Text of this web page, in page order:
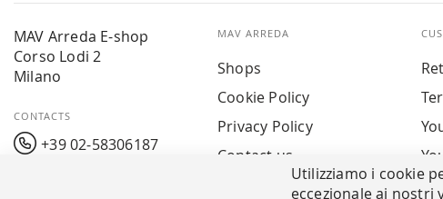
MAV Arreda E-shop
Corso Lodi 2
Milano
CONTACTS
+39 02-58306187
MAV ARREDA
Shops
Cookie Policy
Privacy Policy
Contact us
Utilizziamo i cookie
eccezionale ai